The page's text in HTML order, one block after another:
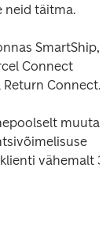
neid täitma.
SmartShip,
Connect
Connect.
muuta
vähemalt